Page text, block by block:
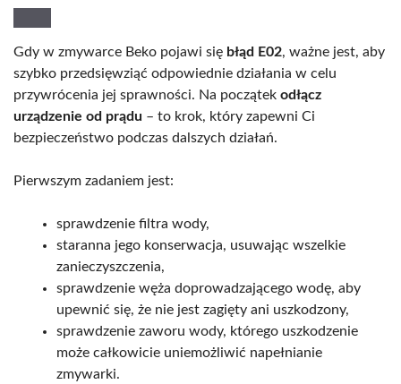
Gdy w zmywarce Beko pojawi się błąd E02, ważne jest, aby
szybko przedsięwziąć odpowiednie działania w celu
przywrócenia jej sprawności. Na początek odłącz
urządzenie od prądu – to krok, który zapewni Ci
bezpieczeństwo podczas dalszych działań.
Pierwszym zadaniem jest:
sprawdzenie filtra wody,
staranna jego konserwacja, usuwając wszelkie
zanieczyszczenia,
sprawdzenie węża doprowadzającego wodę, aby
upewnić się, że nie jest zagięty ani uszkodzony,
sprawdzenie zaworu wody, którego uszkodzenie
może całkowicie uniemożliwić napełnianie
zmywarki.